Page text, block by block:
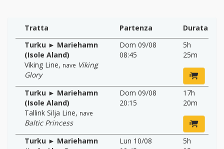
Tratta Partenza
Durata
Turku ► Mariehamn
(Isole Aland)
Viking Line, nave Viking
Glory
Dom 09/08
08:45
5h
25m
Turku ► Mariehamn
(Isole Aland)
Tallink Silja Line, nave
Baltic Princess
Dom 09/08
20:15
17h
20m
Turku ► Mariehamn
Lun 10/08
5h